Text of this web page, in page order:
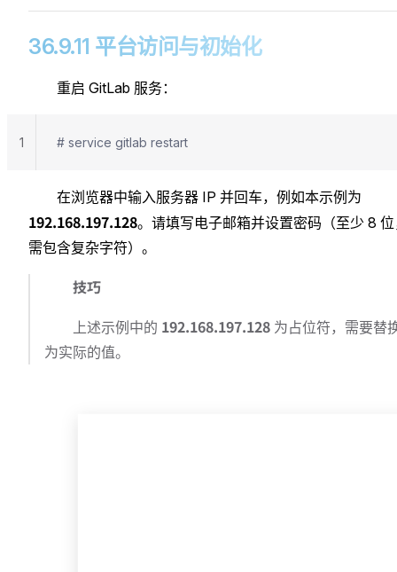
36.9.11 平台访问与初始化
重启 GitLab 服务：
# service gitlab restart
1
在浏览器中输入服务器 IP 并回车，例如本示例为
192.168.197.128。请填写电子邮箱并设置密码（至少 8
需包含复杂字符）。
技巧
上述示例中的 192.168.197.128 为占位符，需要替
为实际的值。